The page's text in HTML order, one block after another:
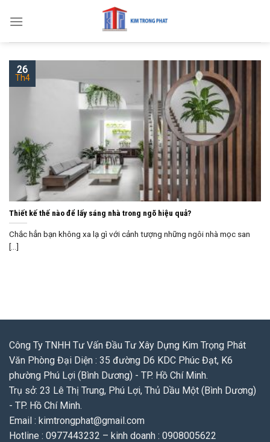
Thiết kế thế nào để lấy sáng nhà trong ngõ hiệu quả?
Chắc hẳn bạn không xa lạ gì với cảnh tượng những ngôi nhà mọc san
[...]
26
Th4
Công Ty TNHH Tư Vấn Đầu Tư Xây Dựng Kim Trọng Phát
Văn Phòng Đại Diện : 35 đường D6 KDC Phúc Đạt, K6
phường Phú Lợi (Bình Dương) - TP. Hồ Chí Minh.
Trụ sở: 23 Lê Thị Trung, Phú Lợi, Thủ Dầu Một (Bình Dương)
- TP. Hồ Chí Minh.
Email : kimtrongphat@gmail.com
Hotline : 0977443232 – kinh doanh : 0908005622